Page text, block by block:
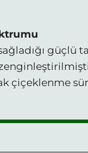
güçlü
çiçeklenme